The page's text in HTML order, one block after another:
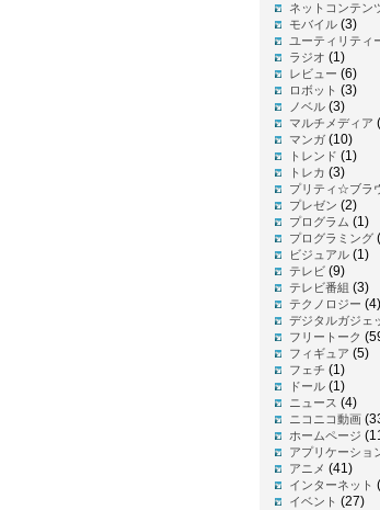
ネットコンテン
モバイル (3)
ユーティリティ
ラジオ (1)
レビュー (6)
ロボット (3)
ノベル (3)
マルチメディア
マンガ (10)
トレンド (1)
トレカ (3)
プリティ☆ブラ
プレゼン (2)
プログラム (1)
プログラミング
ビジュアル (1)
テレビ (9)
テレビ番組 (3)
テクノロジー (4)
デジタルガジェ
フリートーク
フィギュア (5)
フェチ (1)
ドール (1)
ニュース (4)
ニコニコ動画
ホームページ
アプリケーショ
アニメ (41)
インターネット
イベント (27)